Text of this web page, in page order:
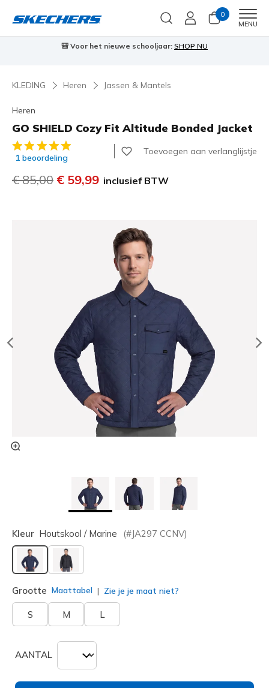
0
MENU
🎒 Voor het nieuwe schooljaar: SHOP NU
KLEDING Heren Jassen & Mantels
Heren
GO SHIELD Cozy Fit Altitude Bonded Jacket
4,5 van de 5 klantbeoordelingen
1 beoordeling
Toevoegen aan verlanglijstje
Prijs verlaagd van
€ 85,00 naar
€ 59,99 inclusief BTW
Kleur Houtskool / Marine (#JA297 CCNV)
geselecteerd
Grootte Maattabel Zie je je maat niet?
S M L
AANTAL